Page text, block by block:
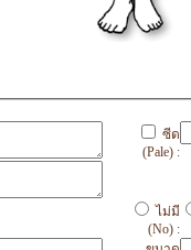
ซีด
(Pale) :
ไม่มี
(No) :